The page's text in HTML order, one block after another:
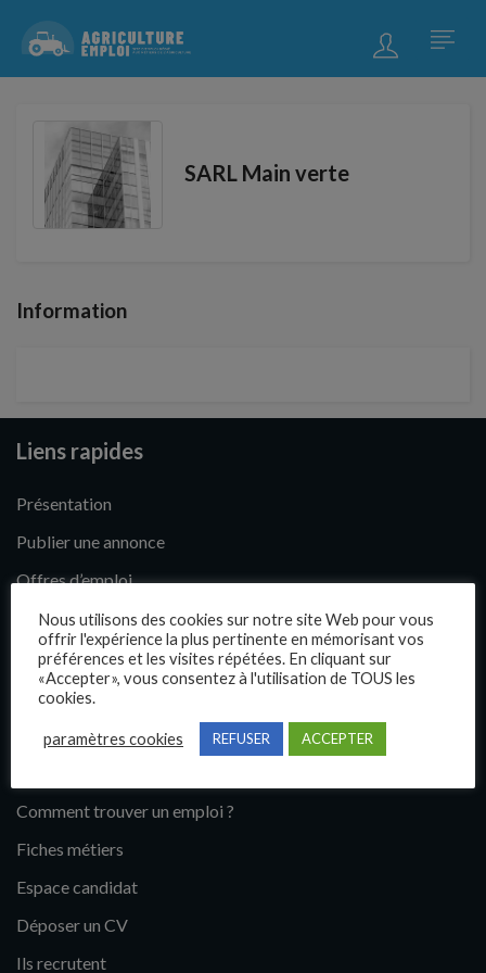
SARL Main verte
Information
Liens rapides
Présentation
Publier une annonce
Offres d’emploi
Questions fréquentes
Blog
Contact
Comment trouver un emploi ?
Fiches métiers
Espace candidat
Déposer un CV
Ils recrutent
Nous utilisons des cookies sur notre site Web pour vous
offrir l'expérience la plus pertinente en mémorisant vos
préférences et les visites répétées. En cliquant sur
«Accepter», vous consentez à l'utilisation de TOUS les
cookies.
paramètres cookies REFUSER ACCEPTER